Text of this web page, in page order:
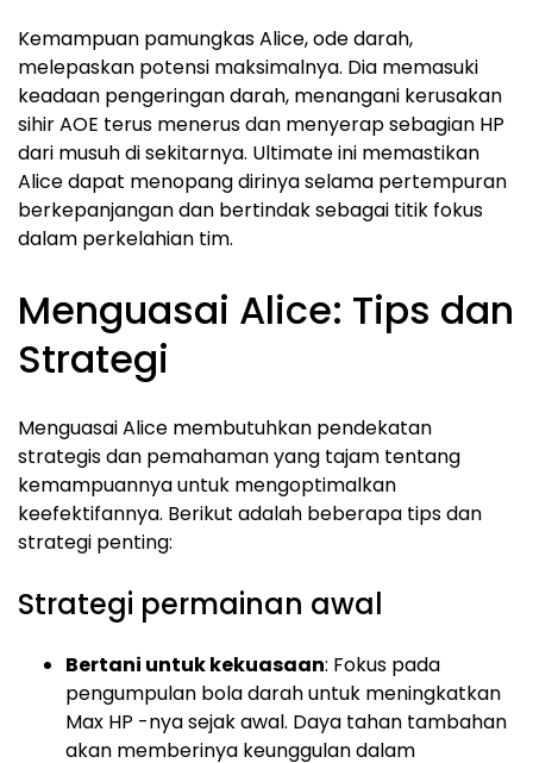
Kemampuan pamungkas Alice, ode darah,
melepaskan potensi maksimalnya. Dia memasuki
keadaan pengeringan darah, menangani kerusakan
sihir AOE terus menerus dan menyerap sebagian HP
dari musuh di sekitarnya. Ultimate ini memastikan
Alice dapat menopang dirinya selama pertempuran
berkepanjangan dan bertindak sebagai titik fokus
dalam perkelahian tim.
Menguasai Alice: Tips dan
Strategi
Menguasai Alice membutuhkan pendekatan
strategis dan pemahaman yang tajam tentang
kemampuannya untuk mengoptimalkan
keefektifannya. Berikut adalah beberapa tips dan
strategi penting:
Strategi permainan awal
Bertani untuk kekuasaan: Fokus pada
pengumpulan bola darah untuk meningkatkan
Max HP -nya sejak awal. Daya tahan tambahan
akan memberinya keunggulan dalam